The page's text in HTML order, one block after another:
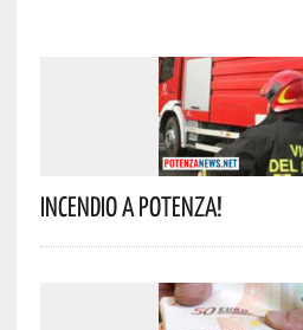
Incendio A Potenza!